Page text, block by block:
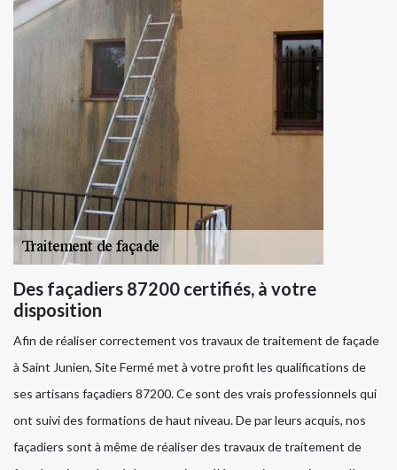
Des façadiers 87200 certifiés, à votre
disposition
Afin de réaliser correctement vos travaux de traitement de façade
à Saint Junien, Site Fermé met à votre profit les qualifications de
ses artisans façadiers 87200. Ce sont des vrais professionnels qui
ont suivi des formations de haut niveau. De par leurs acquis, nos
façadiers sont à même de réaliser des travaux de traitement de